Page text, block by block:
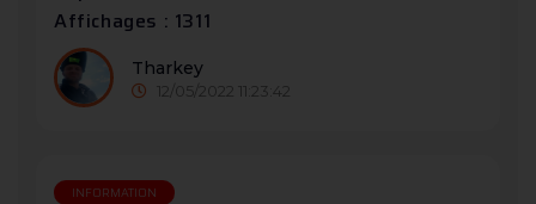
Affichages : 1311
Tharkey
12/05/2022 11:23:42
INFORMATION